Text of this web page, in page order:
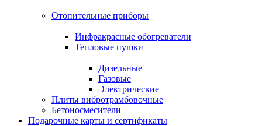
Отопительные приборы
Инфракрасные обогреватели
Тепловые пушки
Дизельные
Газовые
Электрические
Плиты вибротрамбовочные
Бетоносмесители
Подарочные карты и сертификаты